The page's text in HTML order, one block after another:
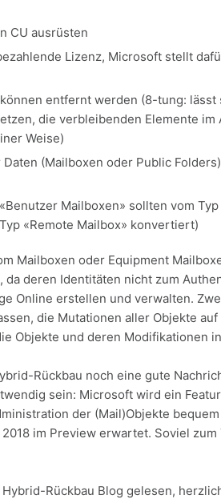
CU ausrüsten
Lizenz, Microsoft stellt
entfernt werden (8-tung: lässt
die verbleibenden Elemente
Weise)
(Mailboxen oder Public
Mailboxen» sollten vom
«Remote Mailbox» konvertiert)
Mailboxen oder Equipment
deren Identitäten nicht zum
Online erstellen und verwalten.
die Mutationen aller Objekte
Objekte und deren Modifikationen
Rückbau noch eine gute
sein: Microsoft wird ein
der (Mail)Objekte
im Preview erwartet. Soviel
Rückbau Blog gelesen,